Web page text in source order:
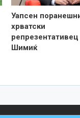
Уапсен
хрватски
Шимиќ